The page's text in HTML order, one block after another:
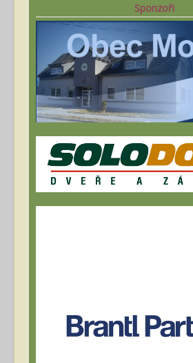
Oddíl fotbalu
Hráči
Kalendář akcí
Fotogalerie
Ke stažení
Archív článků
Přihlásit
Sponzoři